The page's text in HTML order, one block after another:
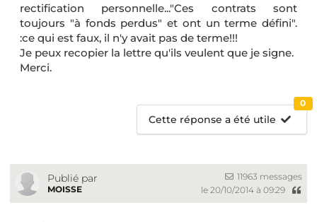
rectification personnelle..."Ces contrats sont
toujours "à fonds perdus" et ont un terme défini".
:ce qui est faux, il n'y avait pas de terme!!!
Je peux recopier la lettre qu'ils veulent que je signe.
Merci.
Cette réponse a été utile
0
Publié par
MOISSE
11963 messages
le 20/10/2014 à 09:29